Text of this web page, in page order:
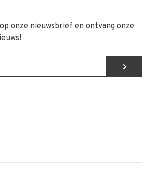
onze nieuwsbrief en ontvang onze